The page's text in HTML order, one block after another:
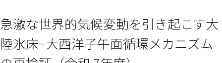
急激な世界的気候変動を引き起こす大
陸氷床−大西洋子午面循環メカニズム